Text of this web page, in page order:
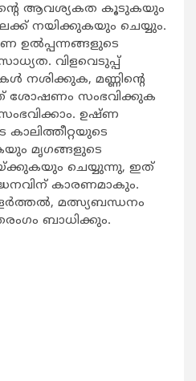
ആവശ്യകത കൂടുകയും
നയിക്കുകയും ചെയ്യും.
ഉല്‍പ്പന്നങ്ങളുടെ
വിളവെടുപ്പ്
നശിക്കുക, മണ്ണിന്റെ
ശോഷണം സംഭവിക്കുക
ഉഷ്ണ
മൃഗങ്ങളുടെ
ചെയ്യുന്നു, ഇത്
കാരണമാകും.
മത്സ്യബന്ധനം
ബാധിക്കും.